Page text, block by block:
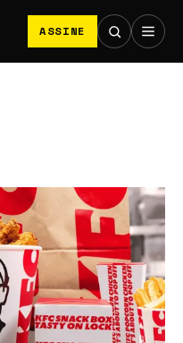
ASSINE